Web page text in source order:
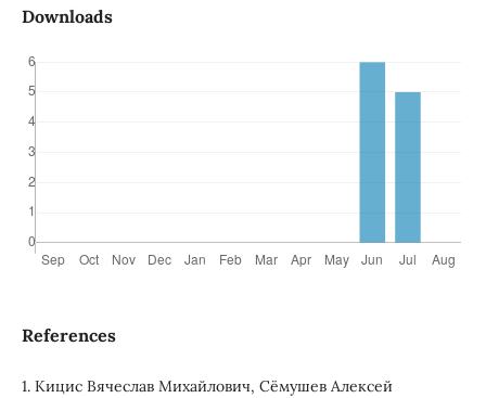
Downloads
References
1. Кицис Вячеслав Михайлович, Сёмушев Алексей